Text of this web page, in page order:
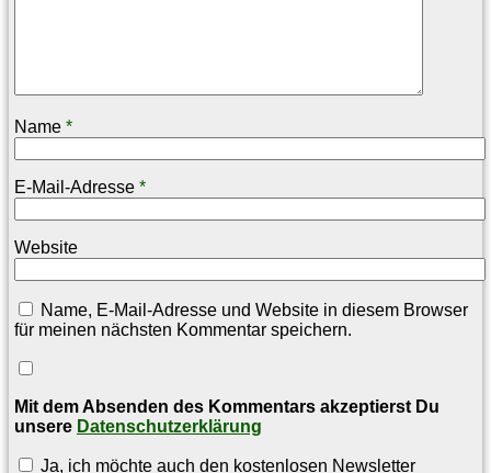
Name *
E-Mail-Adresse *
Website
Name, E-Mail-Adresse und Website in diesem Browser
für meinen nächsten Kommentar speichern.
Mit dem Absenden des Kommentars akzeptierst Du
unsere Datenschutzerklärung
Ja, ich möchte auch den kostenlosen Newsletter